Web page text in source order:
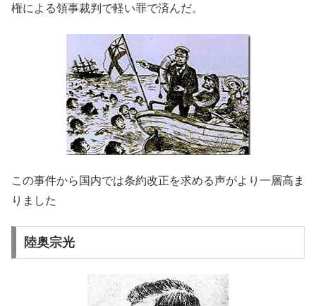
権による領事裁判で軽い罪で済んだ。
この事件から国内では条約改正を求める声がより一層高ま
りました
陸奥宗光